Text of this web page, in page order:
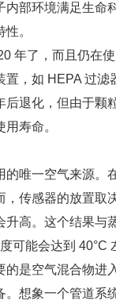
部环境满足生
。
了，而且仍在使
，如 HEPA 过
退化，但由于
寿命。
一空气来源。
传感器的放置
高。这个结果
可能会达到
是空气混合物进
象一个管道系